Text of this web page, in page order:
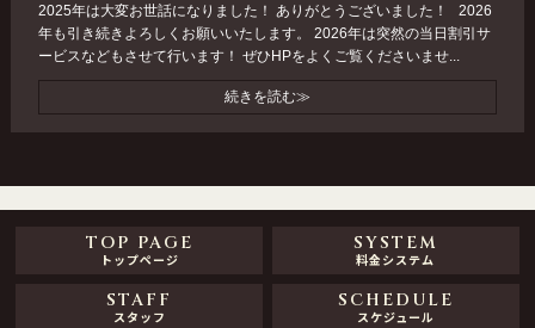
2025年は大変お世話になりました！ ありがとうございました！ 2026
年も引き続きよろしくお願いいたします。 2026年は突然の当日割引サ
ービスなどもさせて行います！ ぜひHPをよくご覧くださいませ...
続きを読む≫
TOP PAGE
トップページ
SYSTEM
料金システム
STAFF
スタッフ
SCHEDULE
スケジュール